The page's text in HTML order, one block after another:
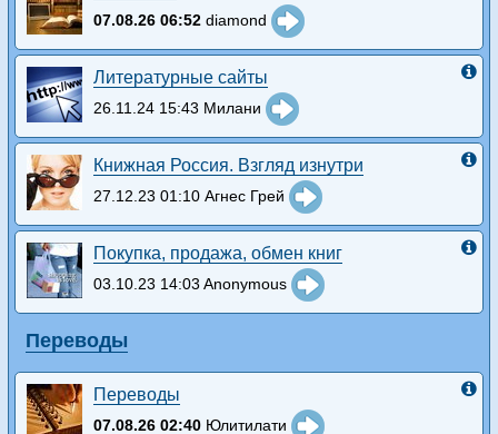
07.08.26 06:52 diamond
Литературные сайты
26.11.24 15:43 Милани
Книжная Россия. Взгляд изнутри
27.12.23 01:10 Агнес Грей
Покупка, продажа, обмен книг
03.10.23 14:03 Anonymous
Переводы
Переводы
07.08.26 02:40 Юлитилати